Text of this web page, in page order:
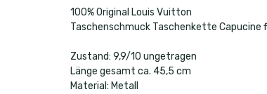
100% Original Louis Vuitton
Taschenschmuck Taschenkette Capucine
Zustand: 9,9/10 ungetragen
Länge gesamt ca. 45,5 cm
Material: Metall